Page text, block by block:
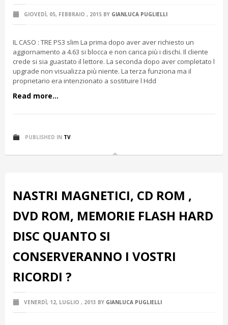
GIOVEDÌ, 05, FEBBRAIO , 2015 BY GIANLUCA PUGLIELLI
IL CASO : TRE PS3 slim La prima dopo aver aver richiesto un
aggiornamento a 4.63 si blocca e non carica più i dischi. Il cliente
crede si sia guastato il lettore. La seconda dopo aver completato l
upgrade non visualizza più niente. La terza funziona ma il
proprietario era intenzionato a sostituire l Hdd
Read more...
PUBLISHED IN TV
NASTRI MAGNETICI, CD ROM ,
DVD ROM, MEMORIE FLASH HARD
DISC QUANTO SI
CONSERVERANNO I VOSTRI
RICORDI ?
VENERDÌ, 12, LUGLIO , 2013 BY GIANLUCA PUGLIELLI